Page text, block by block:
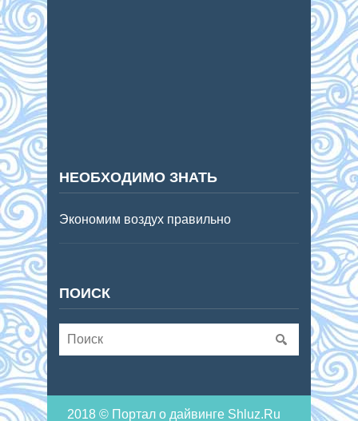
НЕОБХОДИМО ЗНАТЬ
Экономим воздух правильно
ПОИСК
2018 © Портал о дайвинге Shluz.Ru